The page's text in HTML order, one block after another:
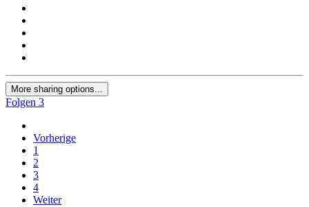
More sharing options...
Folgen 3
Vorherige
1
2
3
4
Weiter